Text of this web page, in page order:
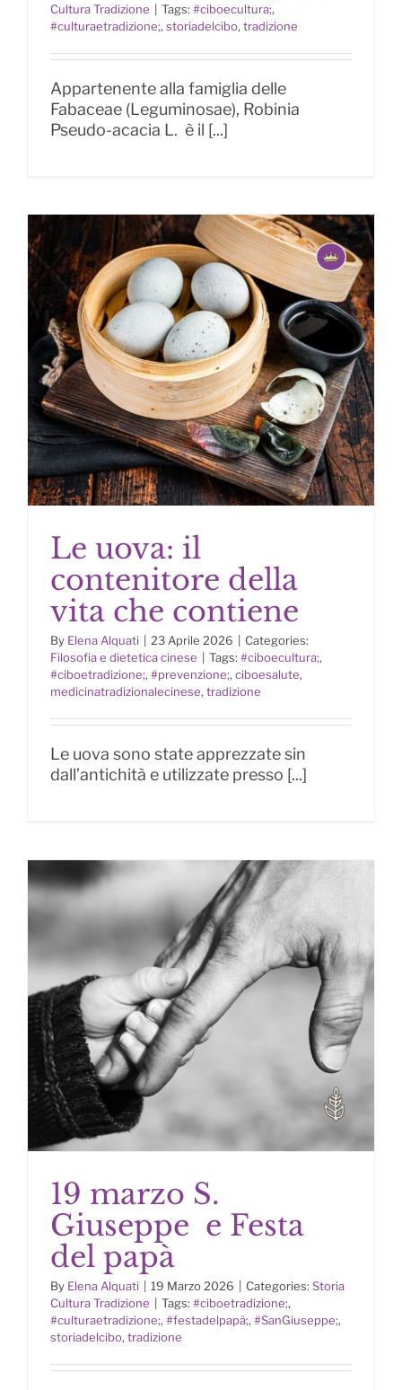
Cultura Tradizione
Tags: #ciboecultura;,
#culturaetradizione;, storiadelcibo, tradizione
Appartenente alla famiglia delle
Fabaceae (Leguminosae), Robinia
Pseudo-acacia L. è il [...]
Le uova: il contenitore della vita
che contiene
Le uova: il
contenitore della
vita che contiene
By Elena Alquati 23 Aprile 2026
Categories:
Filosofia e dietetica cinese
Tags: #ciboecultura;,
#ciboetradizione;, #prevenzione;, ciboesalute,
medicinatradizionalecinese, tradizione
Le uova sono state apprezzate sin
dall’antichità e utilizzate presso [...]
19 marzo S. Giuseppe e Festa del
papà
19 marzo S.
Giuseppe e Festa
del papà
By Elena Alquati 19 Marzo 2026 Categories: Storia
Cultura Tradizione
Tags: #ciboetradizione;,
#culturaetradizione;, #festadelpapà;, #SanGiuseppe;,
storiadelcibo, tradizione